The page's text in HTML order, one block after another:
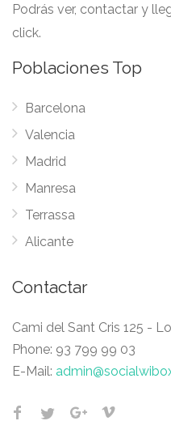
Podrás ver, contactar y
click.
Poblaciones Top
Barcelona
Valencia
Madrid
Manresa
Terrassa
Alicante
Contactar
Cami del Sant Cris 125 -
Phone: 93 799 99 03
E-Mail: